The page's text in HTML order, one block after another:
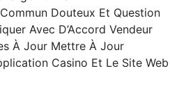
Douteux Et Question
Avec D’Accord Vendeur
À Jour Mettre À Jour
Casino Et Le Site Web